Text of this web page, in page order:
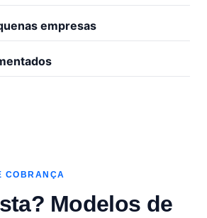
empresas
COBRANÇA
Modelos de